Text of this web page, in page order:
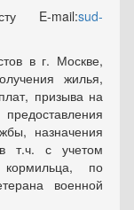
E-mail:sud-
в г. Москве,
жилья,
призыва на
назначения
т.ч. с учетом
по
военной